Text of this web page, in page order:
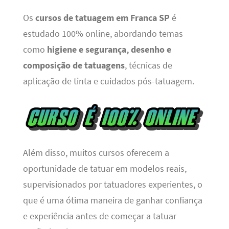
Os cursos de tatuagem em Franca SP é
estudado 100% online, abordando temas
como higiene e segurança, desenho e
composição de tatuagens, técnicas de
aplicação de tinta e cuidados pós-tatuagem.
Além disso, muitos cursos oferecem a
oportunidade de tatuar em modelos reais,
supervisionados por tatuadores experientes, o
que é uma ótima maneira de ganhar confiança
e experiência antes de começar a tatuar